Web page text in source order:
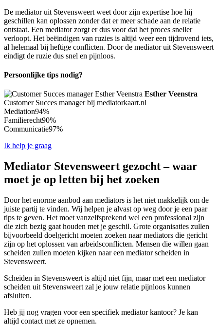
De mediator uit Stevensweert weet door zijn expertise hoe hij
geschillen kan oplossen zonder dat er meer schade aan de relatie
ontstaat. Een mediator zorgt er dus voor dat het proces sneller
verloopt. Het beëindigen van ruzies is altijd weer een tijdrovend iets,
al helemaal bij heftige conflicten. Door de mediator uit Stevensweert
eindigt de ruzie dus snel en pijnloos.
Persoonlijke tips nodig?
Esther Veenstra
Customer Succes manager bij mediatorkaart.nl
Mediation94%
Familierecht90%
Communicatie97%
Ik help je graag
Mediator Stevensweert gezocht – waar
moet je op letten bij het zoeken
Door het enorme aanbod aan mediators is het niet makkelijk om de
juiste partij te vinden. Wij helpen je alvast op weg door je een paar
tips te geven. Het moet vanzelfsprekend wel een professional zijn
die zich bezig gaat houden met je geschil. Grote organisaties zullen
bijvoorbeeld doelgericht moeten zoeken naar mediators die gericht
zijn op het oplossen van arbeidsconflicten. Mensen die willen gaan
scheiden zullen moeten kijken naar een mediator scheiden in
Stevensweert.
Scheiden in Stevensweert is altijd niet fijn, maar met een mediator
scheiden uit Stevensweert zal je jouw relatie pijnloos kunnen
afsluiten.
Heb jij nog vragen voor een specifiek mediator kantoor? Je kan
altijd contact met ze opnemen.